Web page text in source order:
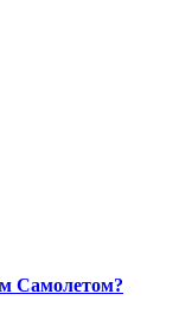
Самолетом?